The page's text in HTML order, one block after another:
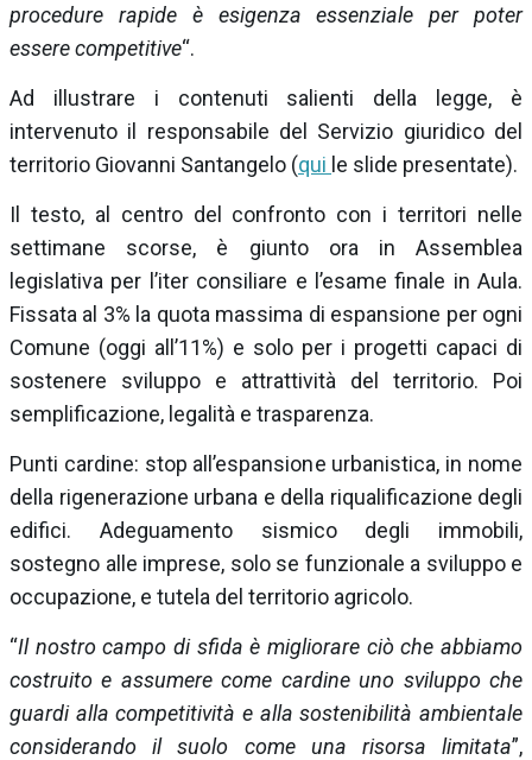
procedure rapide è esigenza essenziale per poter
essere competitive“.
Ad illustrare i contenuti salienti della legge, è
intervenuto il responsabile del Servizio giuridico del
territorio Giovanni Santangelo (qui le slide presentate).
Il testo, al centro del confronto con i territori nelle
settimane scorse, è giunto ora in Assemblea
legislativa per l’iter consiliare e l’esame finale in Aula.
Fissata al 3% la quota massima di espansione per ogni
Comune (oggi all’11%) e solo per i progetti capaci di
sostenere sviluppo e attrattività del territorio. Poi
semplificazione, legalità e trasparenza.
Punti cardine: stop all’espansione urbanistica, in nome
della rigenerazione urbana e della riqualificazione degli
edifici. Adeguamento sismico degli immobili,
sostegno alle imprese, solo se funzionale a sviluppo e
occupazione, e tutela del territorio agricolo.
“Il nostro campo di sfida è migliorare ciò che abbiamo
costruito e assumere come cardine uno sviluppo che
guardi alla competitività e alla sostenibilità ambientale
considerando il suolo come una risorsa limitata”,